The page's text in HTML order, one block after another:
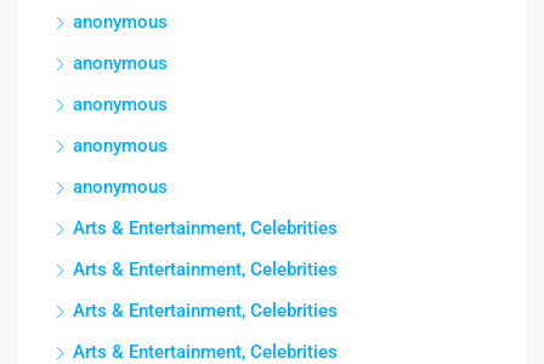
anonymous
anonymous
anonymous
anonymous
anonymous
Arts & Entertainment, Celebrities
Arts & Entertainment, Celebrities
Arts & Entertainment, Celebrities
Arts & Entertainment, Celebrities